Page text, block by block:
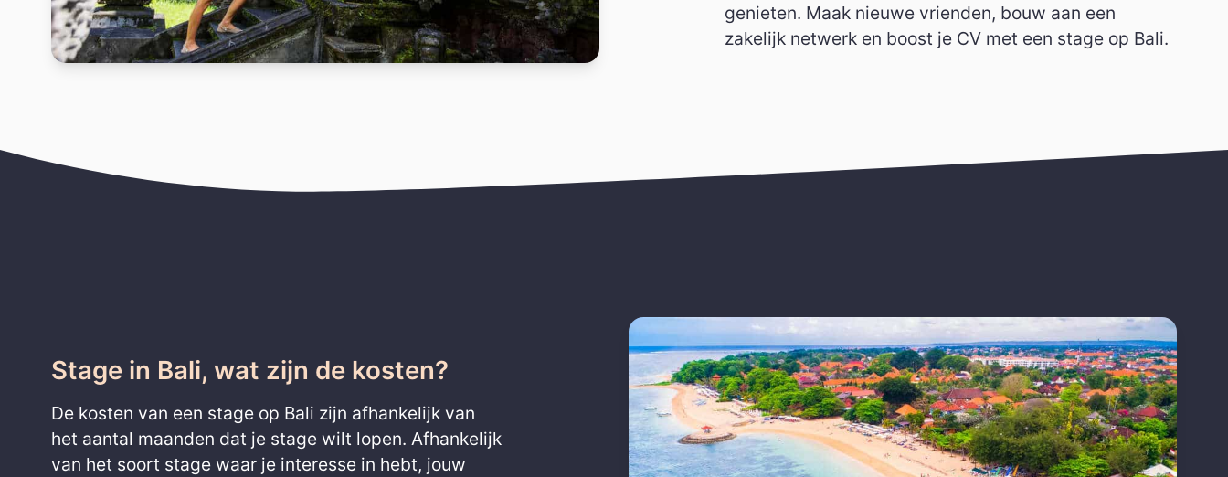
genieten. Maak nieuwe vrienden, bouw aan een
zakelijk netwerk en boost je CV met een stage op Bali.
Stage in Bali, wat zijn de kosten?
De kosten van een stage op Bali zijn afhankelijk van
het aantal maanden dat je stage wilt lopen. Afhankelijk
van het soort stage waar je interesse in hebt, jouw